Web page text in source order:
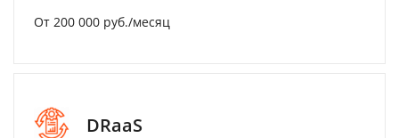
От 200 000 руб./месяц
DRaaS